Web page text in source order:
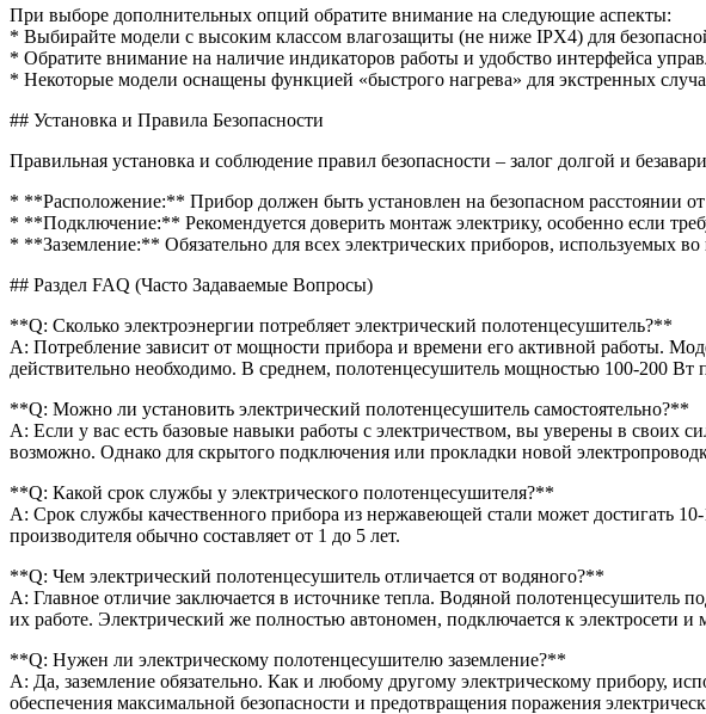
При выборе дополнительных опций обратите внимание на следующие аспекты:
* Выбирайте модели с высоким классом влагозащиты (не ниже IPX4) для
* Обратите внимание на наличие индикаторов работы и удобство интерфейса
* Некоторые модели оснащены функцией «быстрого нагрева» для экстренных
## Установка и Правила Безопасности
Правильная установка и соблюдение правил безопасности – залог долгой и
* **Расположение:** Прибор должен быть установлен на безопасном расстоянии
* **Подключение:** Рекомендуется доверить монтаж электрику, особенно если
* **Заземление:** Обязательно для всех электрических приборов, используемых
## Раздел FAQ (Часто Задаваемые Вопросы)
**Q: Сколько электроэнергии потребляет электрический полотенцесушитель?**
A: Потребление зависит от мощности прибора и времени его активной работы.
действительно необходимо. В среднем, полотенцесушитель мощностью 100-200 Вт
**Q: Можно ли установить электрический полотенцесушитель самостоятельно?**
A: Если у вас есть базовые навыки работы с электричеством, вы уверены в своих
возможно. Однако для скрытого подключения или прокладки новой
**Q: Какой срок службы у электрического полотенцесушителя?**
A: Срок службы качественного прибора из нержавеющей стали может достигать
производителя обычно составляет от 1 до 5 лет.
**Q: Чем электрический полотенцесушитель отличается от водяного?**
A: Главное отличие заключается в источнике тепла. Водяной полотенцесушитель
их работе. Электрический же полностью автономен, подключается к электросети и
**Q: Нужен ли электрическому полотенцесушителю заземление?**
A: Да, заземление обязательно. Как и любому другому электрическому прибору,
обеспечения максимальной безопасности и предотвращения поражения